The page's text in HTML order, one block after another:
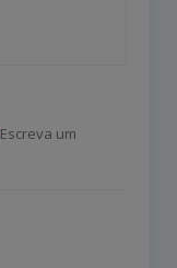
Escreva um